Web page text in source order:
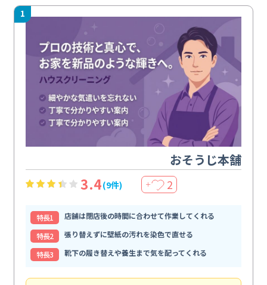
1
おそうじ本舗
3.4(9件) ＋ 2
特⻑1
店舗は閉店後の時間に合わせて作業してくれる
特⻑2
張り替えずに壁紙の汚れを染色で直せる
特⻑3
靴下の履き替えや養生まで気を配ってくれる